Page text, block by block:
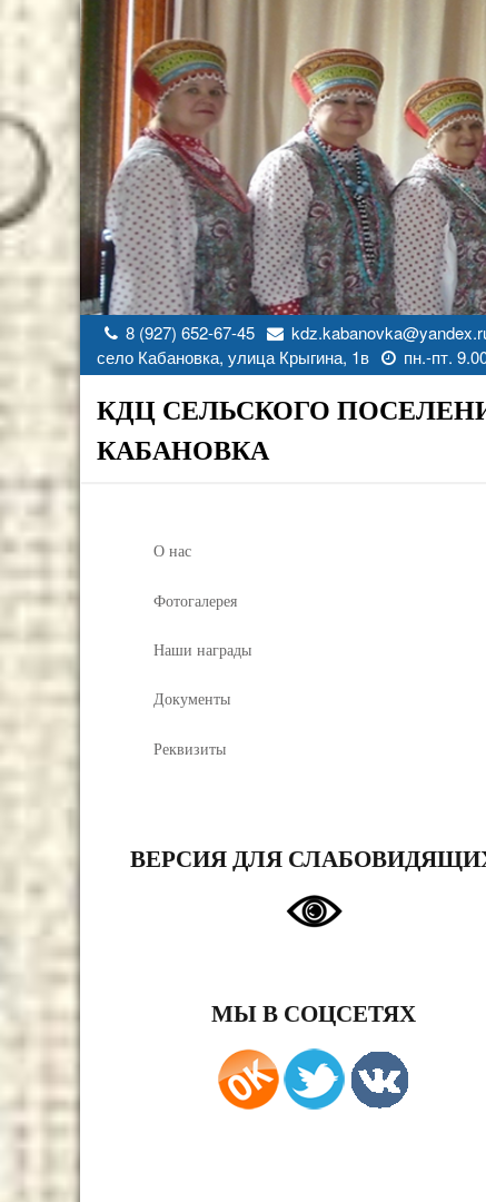
Перейти
содержимому
8 (927) 652-67-45
село Кабановка, улица Крыгина, 1в
пн.-пт.
КДЦ СЕЛЬСКОГО
КАБАНОВКА
О нас
Фотогалерея
Наши награды
Документы
Реквизиты
ВЕРСИЯ ДЛЯ
МЫ В СОЦСЕТЯХ